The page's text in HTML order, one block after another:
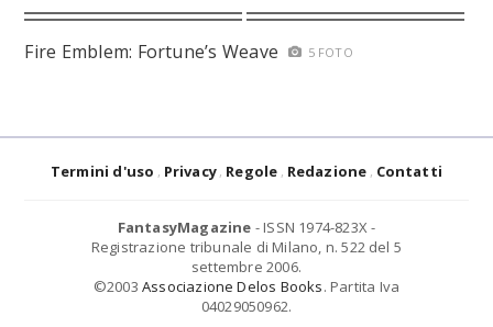
Fire Emblem: Fortune’s Weave 5 FOTO
Termini d'uso Privacy Regole Redazione Contatti
FantasyMagazine - ISSN 1974-823X -
Registrazione tribunale di Milano, n. 522 del 5
settembre 2006.
©2003 Associazione Delos Books. Partita Iva
04029050962.